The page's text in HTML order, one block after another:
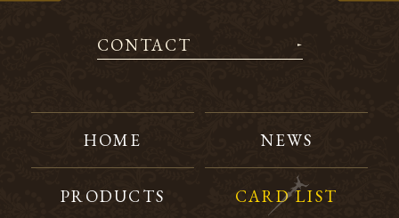
CONTACT
HOME NEWS
PRODUCTS CARD LIST